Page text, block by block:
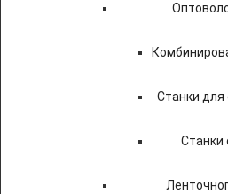
Станки для
Станки